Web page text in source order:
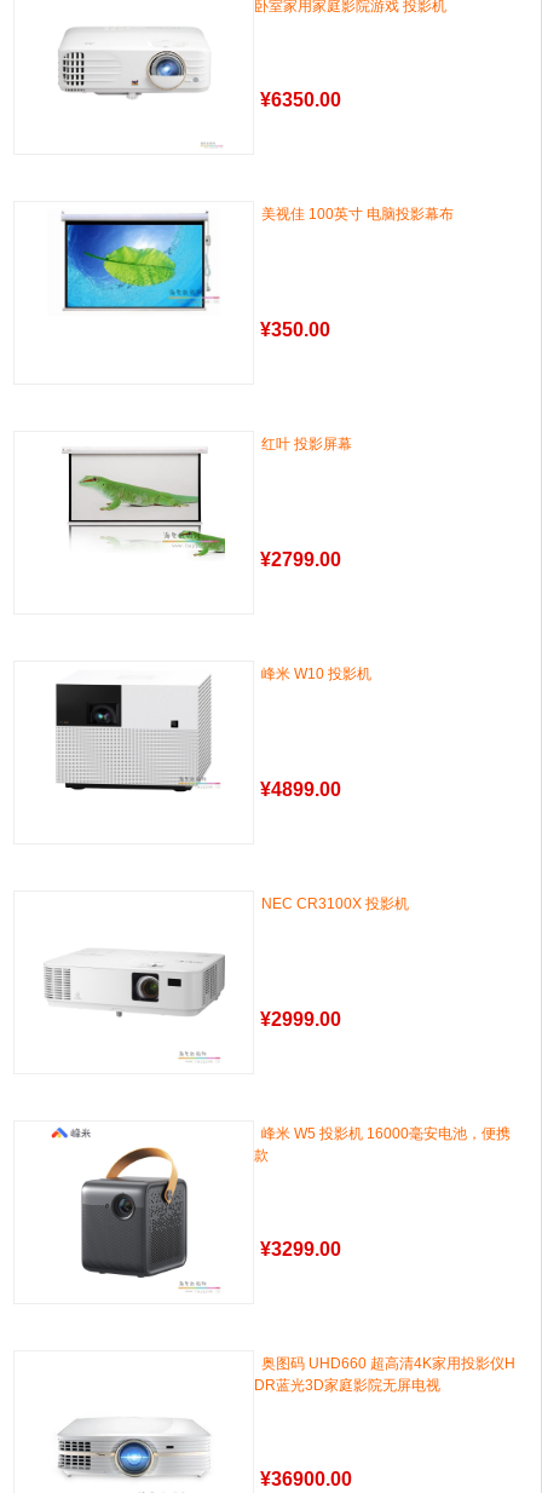
卧室家用家庭影院游戏 投影机
¥6350.00
美视佳 100英寸 电脑投影幕布
¥350.00
红叶 投影屏幕
¥2799.00
峰米 W10 投影机
¥4899.00
NEC CR3100X 投影机
¥2999.00
峰米 W5 投影机 16000毫安电池，便携
款
¥3299.00
奥图码 UHD660 超高清4K家用投影仪H
DR蓝光3D家庭影院无屏电视
¥36900.00